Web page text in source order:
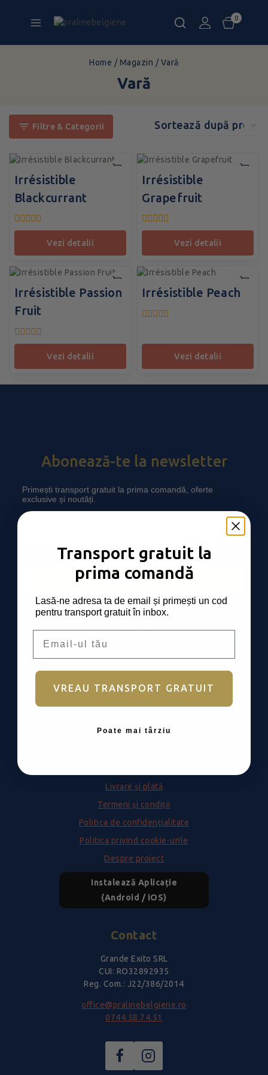
0
Home / Magazin / Vară
Vară
Filtre & Categorii
Irrésistible
Blackcurrant
0
vezi detalii
Irrésistible
Grapefruit
0
vezi detalii
Irrésistible Passion
Fruit
0
vezi detalii
Irrésistible Peach
5
vezi detalii
Abonează-te la newsletter
Primești transport gratuit la prima comandă, oferte
exclusive și noutăți.
Mă abonez
Despre
Conceptul PralineBelgiene.ro
Magazine
Livrare și plată
Termeni și condiții
Politica de confidențialitate
Politica privind cookie-urile
Despre proiect
Instalează Aplicație
(Android / iOS)
Contact
Grande Exito SRL
CUI: RO32892935
Reg. Com.: J22/386/2014
office@pralinebelgiene.ro
0744.58.74.51
Transport gratuit la
prima comandă
Lasă-ne adresa ta de email și primești un cod
pentru transport gratuit în inbox.
VREAU TRANSPORT GRATUIT
Poate mai târziu